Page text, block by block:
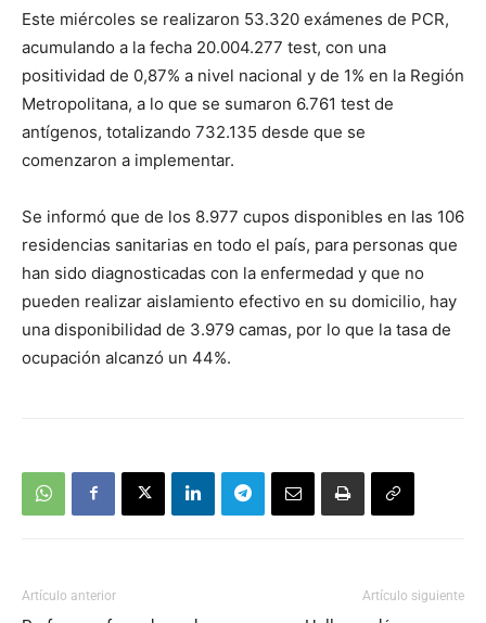
Este miércoles se realizaron 53.320 exámenes de PCR,
acumulando a la fecha 20.004.277 test, con una
positividad de 0,87% a nivel nacional y de 1% en la Región
Metropolitana, a lo que se sumaron 6.761 test de
antígenos, totalizando 732.135 desde que se
comenzaron a implementar.
Se informó que de los 8.977 cupos disponibles en las 106
residencias sanitarias en todo el país, para personas que
han sido diagnosticadas con la enfermedad y que no
pueden realizar aislamiento efectivo en su domicilio, hay
una disponibilidad de 3.979 camas, por lo que la tasa de
ocupación alcanzó un 44%.
Artículo anterior Artículo siguiente